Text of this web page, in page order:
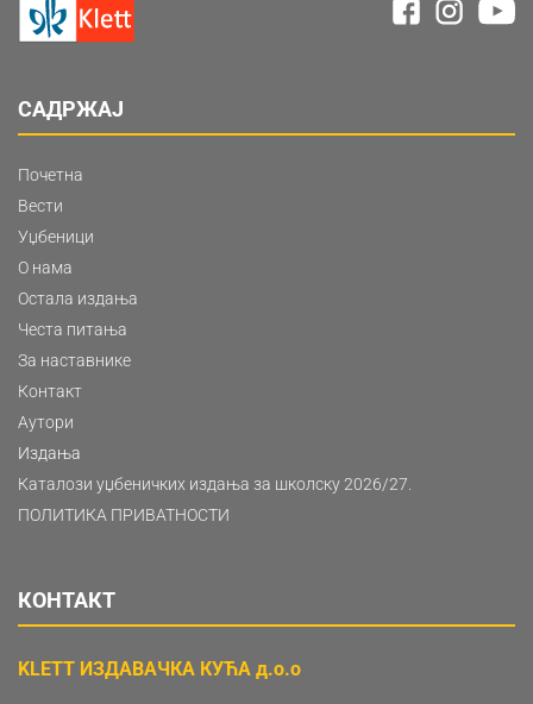
САДРЖАЈ
Почетна
Вести
Уџбеници
О нама
Остала издања
Честа питања
За наставнике
Контакт
Аутори
Издања
Каталози уџбеничких издања за школску 2026/27.
ПОЛИТИКА ПРИВАТНОСТИ
КОНТАКТ
KLETT ИЗДАВАЧКА КУЋА д.о.о